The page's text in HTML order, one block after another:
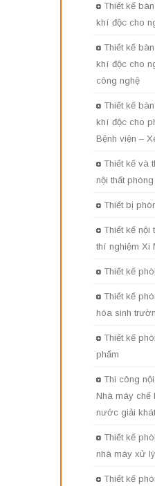
Thiết kế
khí độc cho
Thiết kế
khí độc cho
công nghệ
Thiết kế
khí độc cho
Bệnh viện –
Thiết kế và
nội thất
Thiết bị
Thiết kế nội
thí nghiệm Xi
Thiết kế
Thiết kế
hóa sinh
Thiết kế
phẩm
Thi công
Nhà máy chế
nước giải khát
Thiết kế
nhà máy xử
Thiết kế